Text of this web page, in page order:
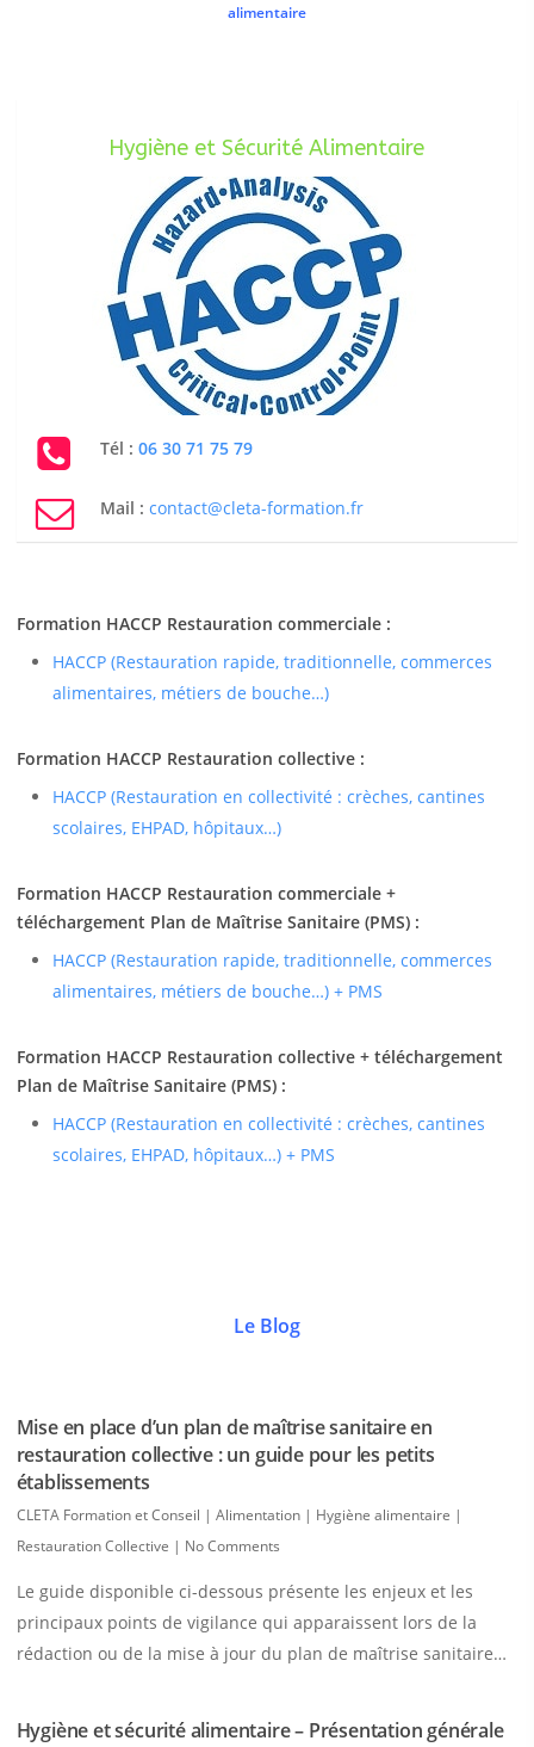
alimentaire
Hygiène et Sécurité Alimentaire
Tél : 06 30 71 75 79
Mail : contact@cleta-formation.fr
Formation HACCP Restauration commerciale :
HACCP (Restauration rapide, traditionnelle, commerces
alimentaires, métiers de bouche…)
Formation HACCP Restauration collective :
HACCP (Restauration en collectivité : crèches, cantines
scolaires, EHPAD, hôpitaux…)
Formation HACCP Restauration commerciale +
téléchargement Plan de Maîtrise Sanitaire (PMS) :
HACCP (Restauration rapide, traditionnelle, commerces
alimentaires, métiers de bouche…) + PMS
Formation HACCP Restauration collective + téléchargement
Plan de Maîtrise Sanitaire (PMS) :
HACCP (Restauration en collectivité : crèches, cantines
scolaires, EHPAD, hôpitaux…) + PMS
Le Blog
Mise en place d’un plan de maîtrise sanitaire en
restauration collective : un guide pour les petits
établissements
CLETA Formation et Conseil | Alimentation | Hygiène alimentaire |
Restauration Collective | No Comments
Le guide disponible ci-dessous présente les enjeux et les
principaux points de vigilance qui apparaissent lors de la
rédaction ou de la mise à jour du plan de maîtrise sanitaire…
Hygiène et sécurité alimentaire – Présentation générale